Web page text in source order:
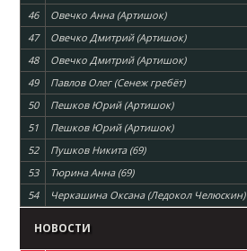
46
Овечко Анна (Артишок)
47
Овечко Дмитрий (Артишок)
48
Овечко Дмитрий (Артишок)
49
Павлов Олег (Сенеж гребёт)
50
Пешков Юрий (Артишок)
51
Пешков Юрий (Артишок)
52
Пушков Никита (69)
53
Тюрина Анна (69)
54
Черкашина Оксана (Ледокол Челюскин)
НОВОСТИ